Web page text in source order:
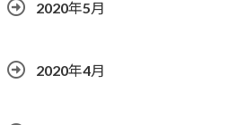
2020年5月
2020年4月